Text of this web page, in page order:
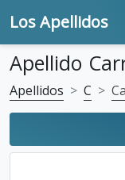
Los Apellidos
Apellido
Apellidos C